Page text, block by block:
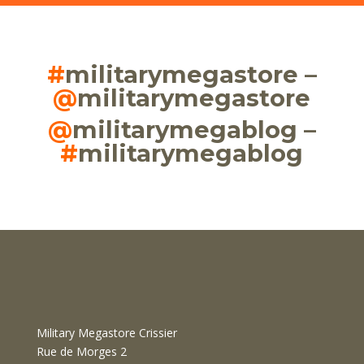
#militarymegastore –
@militarymegastore
@militarymegablog –
#militarymegablog
Military Megastore Crissier
Rue de Morges 2